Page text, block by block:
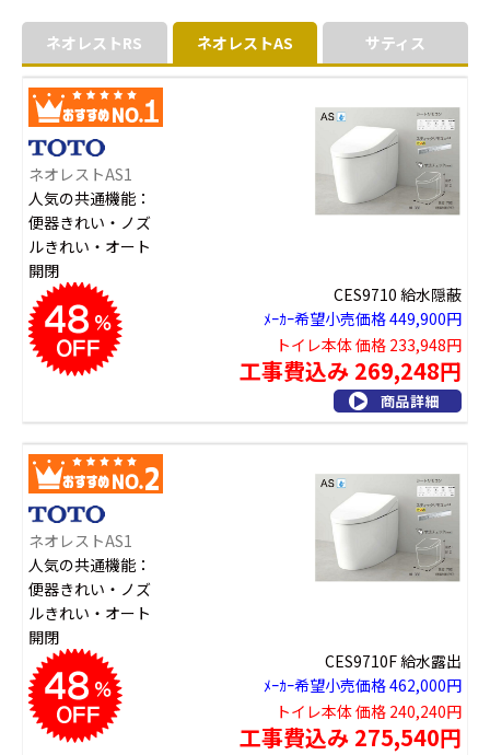
ネオレストRS ネオレストAS
ネオレストAS1
人気の共通機能：
便器きれい・ノズ
ルきれい・オート
開閉
CES9710 給水隠蔽
ﾒｰｶｰ希望小売価格 449,900円
トイレ本体 価格 233,948円
工事費込み 269,248円
ネオレストAS1
人気の共通機能：
便器きれい・ノズ
ルきれい・オート
開閉
CES9710F 給水露出
ﾒｰｶｰ希望小売価格 462,000円
トイレ本体 価格 240,240円
工事費込み 275,540円
サティス